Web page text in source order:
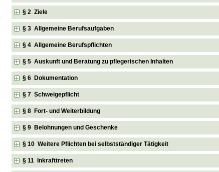
§ 2 Ziele
§ 3 Allgemeine Berufsaufgaben
§ 4 Allgemeine Berufspflichten
§ 5 Auskunft und Beratung zu pflegerischen Inhalten
§ 6 Dokumentation
§ 7 Schweigepflicht
§ 8 Fort- und Weiterbildung
§ 9 Belohnungen und Geschenke
§ 10 Weitere Pflichten bei selbstständiger Tätigkeit
§ 11 Inkrafttreten